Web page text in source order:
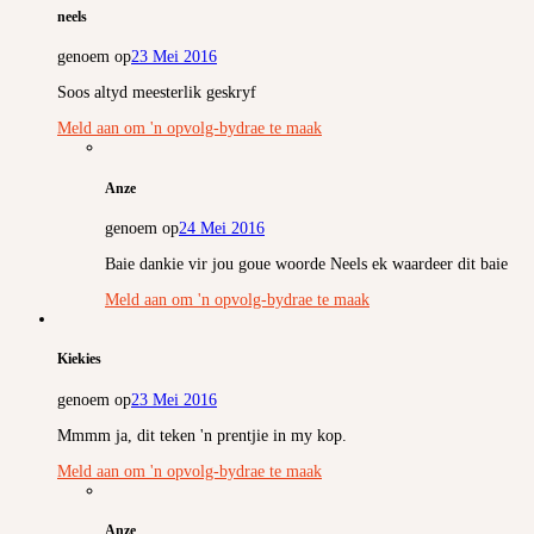
neels
genoem op23 Mei 2016
Soos altyd meesterlik geskryf
Meld aan om 'n opvolg-bydrae te maak
Anze
genoem op24 Mei 2016
Baie dankie vir jou goue woorde Neels ek waardeer dit baie
Meld aan om 'n opvolg-bydrae te maak
Kiekies
genoem op23 Mei 2016
Mmmm ja, dit teken 'n prentjie in my kop.
Meld aan om 'n opvolg-bydrae te maak